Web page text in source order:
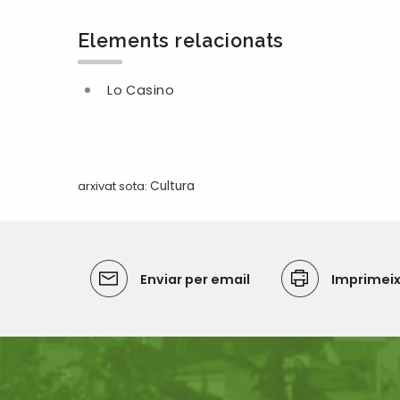
Elements relacionats
Lo Casino
arxivat sota: Cultura
Enviar per email